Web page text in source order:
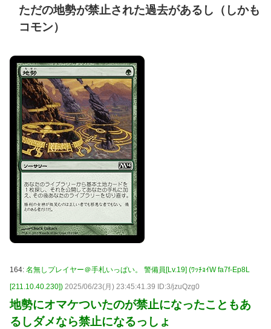
ただの地勢が禁止された過去があるし（しかも
コモン）
164: 名無しプレイヤー＠手札いっぱい。 警備員[Lv.19] (ﾜｯﾁｮｲW fa7f-Ep8L
[211.10.40.230]) 2025/06/23(月) 23:45:41.39 ID:3/jzuQzg0
地勢にオマケついたのが禁止になったこともあ
るしダメなら禁止になるっしょ